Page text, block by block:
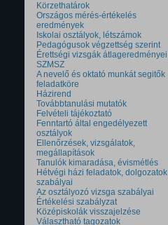
Körzethatárok
Országos mérés-értékelés
eredmények
Iskolai osztályok, létszámok
Pedagógusok végzettség szerint
Érettségi vizsgák átlageredményei
SZMSZ
A nevelő és oktató munkát segitők
feladatköre
Házirend
Továbbtanulási mutatók
Felvételi tájékoztató
Fenntartó által engedélyezett
osztályok
Ellenőrzések, vizsgálatok,
megállapítások
Tanulók kimaradása, évismétlés
Hétvégi házi feladatok, dolgozatok
szabályai
Az osztályozó vizsga szabályai
Értékelési szabályzat
Középiskolák visszajelzése
Választható tagozatok